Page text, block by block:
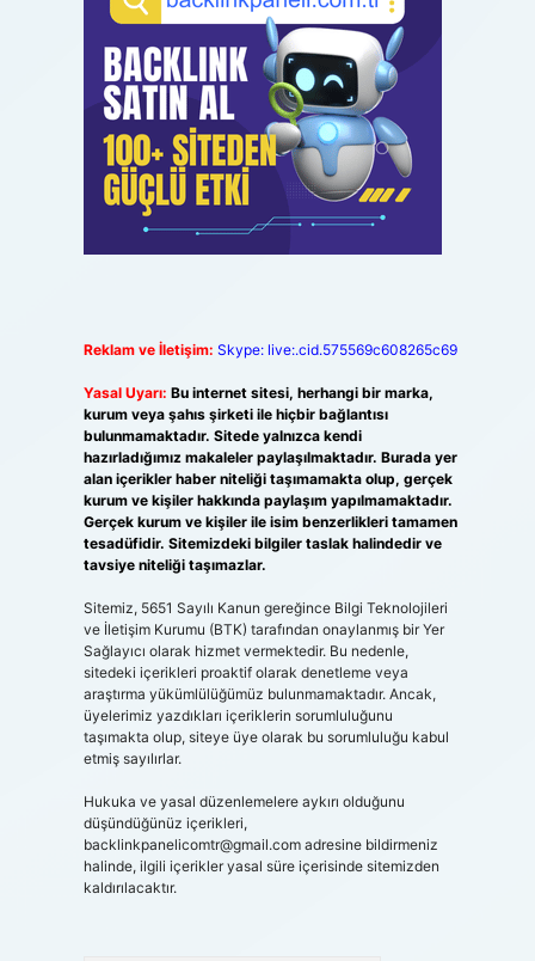
Reklam ve İletişim: Skype: live:.cid.575569c608265c69
Yasal Uyarı: Bu internet sitesi, herhangi bir marka,
kurum veya şahıs şirketi ile hiçbir bağlantısı
bulunmamaktadır. Sitede yalnızca kendi
hazırladığımız makaleler paylaşılmaktadır. Burada yer
alan içerikler haber niteliği taşımamakta olup, gerçek
kurum ve kişiler hakkında paylaşım yapılmamaktadır.
Gerçek kurum ve kişiler ile isim benzerlikleri tamamen
tesadüfidir. Sitemizdeki bilgiler taslak halindedir ve
tavsiye niteliği taşımazlar.
Sitemiz, 5651 Sayılı Kanun gereğince Bilgi Teknolojileri
ve İletişim Kurumu (BTK) tarafından onaylanmış bir Yer
Sağlayıcı olarak hizmet vermektedir. Bu nedenle,
sitedeki içerikleri proaktif olarak denetleme veya
araştırma yükümlülüğümüz bulunmamaktadır. Ancak,
üyelerimiz yazdıkları içeriklerin sorumluluğunu
taşımakta olup, siteye üye olarak bu sorumluluğu kabul
etmiş sayılırlar.
Hukuka ve yasal düzenlemelere aykırı olduğunu
düşündüğünüz içerikleri,
backlinkpanelicomtr@gmail.comadresine bildirmeniz
halinde, ilgili içerikler yasal süre içerisinde sitemizden
kaldırılacaktır.